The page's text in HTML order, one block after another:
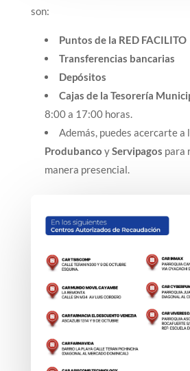
son:
Puntos de la RED FACILITO
Transferencias bancarias
Depósitos
Cajas de la Tesorería
8:00 a 17:00 horas.
Además, puedes acercarte a
Produbanco yServipagos para
manera presencial.